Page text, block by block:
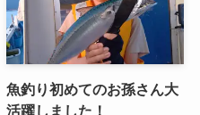
魚釣り初めてのお孫さん大
活躍しました！